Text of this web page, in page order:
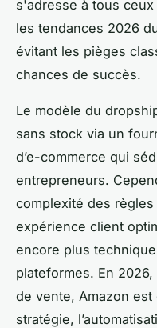
s'adresse à tous
les tendances 2026
évitant les pièges
chances de succès.
Le modèle du
sans stock via un
d’e-commerce qui
entrepreneurs.
complexité des
expérience client
encore plus
plateformes. En
de vente, Amazon
stratégie,